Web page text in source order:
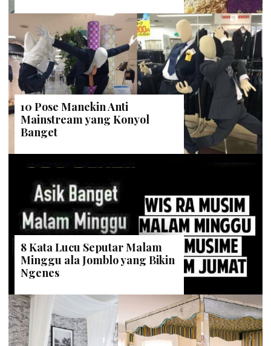
10 Pose Manekin Anti
Mainstream yang Konyol
Banget
8 Kata Lucu Seputar Malam
Minggu ala Jomblo yang Bikin
Ngenes